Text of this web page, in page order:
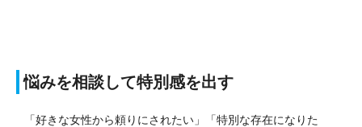
悩みを相談して特別感を出す
「好きな女性から頼りにされたい」「特別な存在になりた